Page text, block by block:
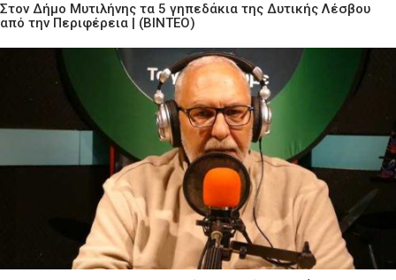
Στον Δήμο Μυτιλήνης τα 5 γηπεδάκια της Δυτικής Λέσβου
από την Περιφέρεια | (ΒΙΝΤΕΟ)